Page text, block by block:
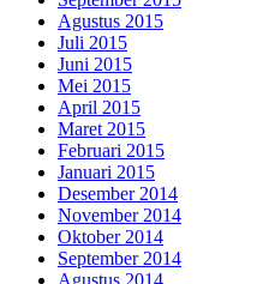
Agustus 2015
Juli 2015
Juni 2015
Mei 2015
April 2015
Maret 2015
Februari 2015
Januari 2015
Desember 2014
November 2014
Oktober 2014
September 2014
Agustus 2014